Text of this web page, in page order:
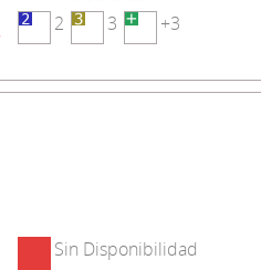
2
3 +3
Sin Disponibilidad